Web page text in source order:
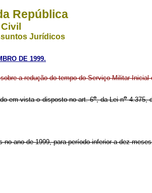
República
Jurídicos
DE 1999.
a redução do tempo do Serviço Militar Inicial
em vista o disposto no art. 6o, da Lei no4.375,
ano de 1999, para período inferior a dez